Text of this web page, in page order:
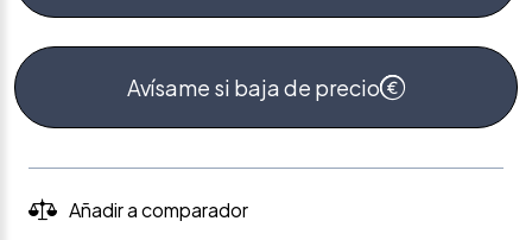
Avísame si baja de precio
Añadir a comparador